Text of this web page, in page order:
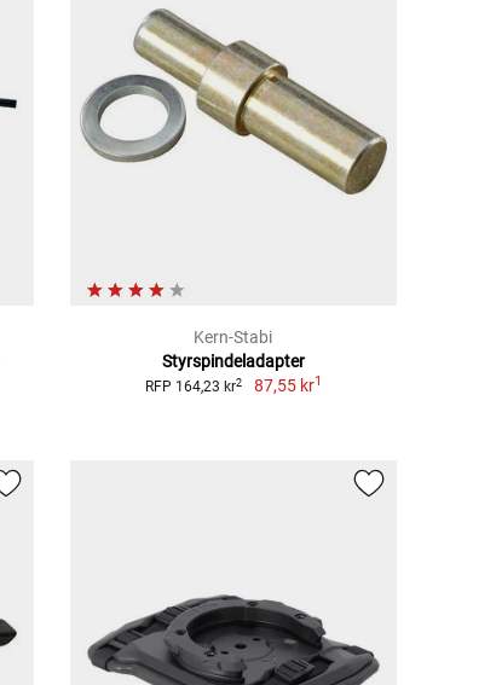
Kern-Stabi
Styrspindeladapter
RFP 164,23 kr2 87,55 kr1